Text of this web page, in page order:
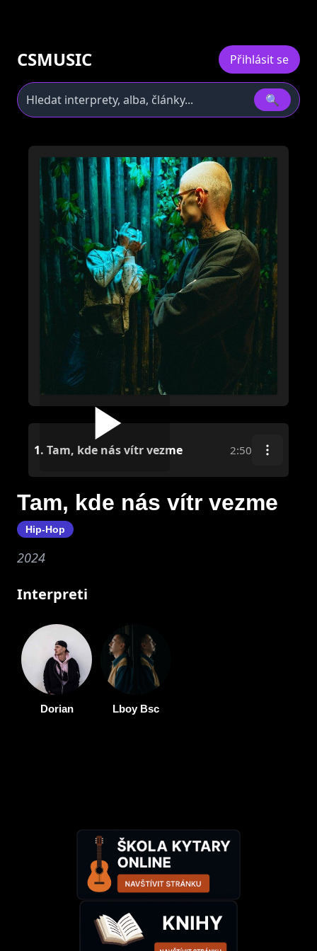
CSMUSIC Přihlásit se
🔍
1. Tam, kde nás vítr vezme 2:50
Tam, kde nás vítr vezme
Hip-Hop
2024
Interpreti
Dorian Lboy Bsc